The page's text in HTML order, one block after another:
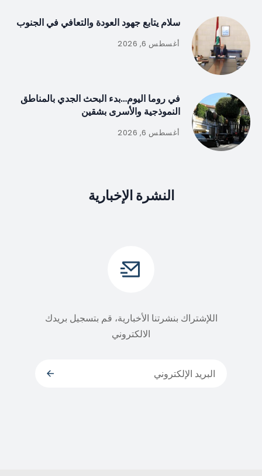
سلام يتابع جهود العودة والتعافي في الجنوب
أغسطس 6, 2026
في روما اليوم…بدء البحث الجدي بالمناطق
النموذجية والأسرى بشقين
أغسطس 6, 2026
النشرة الإخبارية
اللإشتراك بنشرتنا الأخبارية، قم بتسجيل بريدك
الالكتروني